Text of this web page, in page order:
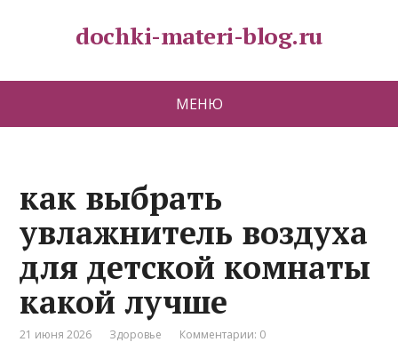
dochki-materi-blog.ru
МЕНЮ
как выбрать
увлажнитель воздуха
для детской комнаты
какой лучше
21 июня 2026 Здоровье Комментарии: 0